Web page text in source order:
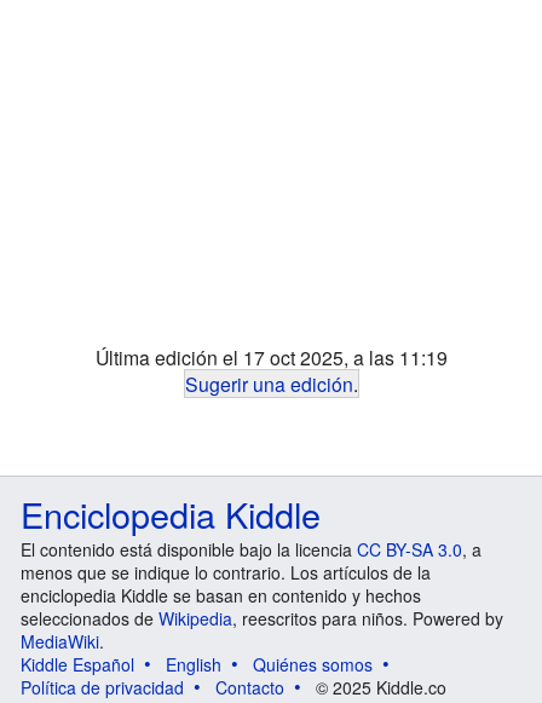
Última edición el 17 oct 2025, a las 11:19
Sugerir una edición.
Enciclopedia Kiddle
El contenido está disponible bajo la licencia CC BY-SA 3.0, a
menos que se indique lo contrario. Los artículos de la
enciclopedia Kiddle se basan en contenido y hechos
seleccionados de Wikipedia, reescritos para niños. Powered by
MediaWiki.
Kiddle Español
English
Quiénes somos
Política de privacidad
Contacto © 2025 Kiddle.co